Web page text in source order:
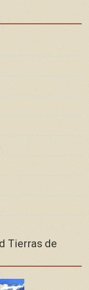
Tierras de